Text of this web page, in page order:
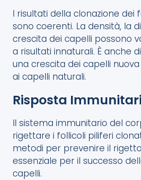
I risultati della clonazione dei
sono coerenti. La densità, la
crescita dei capelli possono
a risultati innaturali. È anche
una crescita dei capelli
ai capelli naturali.
Risposta
Il sistema immunitario del
rigettare i follicoli piliferi
metodi per prevenire il
essenziale per il successo
capelli.